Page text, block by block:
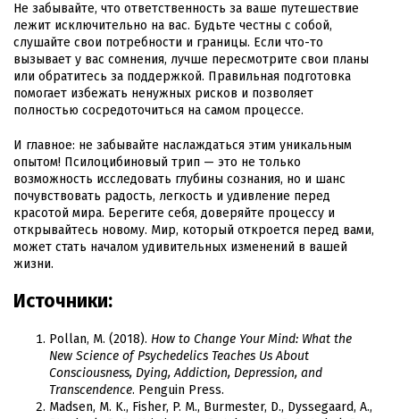
Не забывайте, что ответственность за ваше путешествие
лежит исключительно на вас. Будьте честны с собой,
слушайте свои потребности и границы. Если что-то
вызывает у вас сомнения, лучше пересмотрите свои планы
или обратитесь за поддержкой. Правильная подготовка
помогает избежать ненужных рисков и позволяет
полностью сосредоточиться на самом процессе.
И главное: не забывайте наслаждаться этим уникальным
опытом! Псилоцибиновый трип — это не только
возможность исследовать глубины сознания, но и шанс
почувствовать радость, легкость и удивление перед
красотой мира. Берегите себя, доверяйте процессу и
открывайтесь новому. Мир, который откроется перед вами,
может стать началом удивительных изменений в вашей
жизни.
Источники:
Pollan, M. (2018). How to Change Your Mind: What the
New Science of Psychedelics Teaches Us About
Consciousness, Dying, Addiction, Depression, and
Transcendence. Penguin Press.
Madsen, M. K., Fisher, P. M., Burmester, D., Dyssegaard, A.,